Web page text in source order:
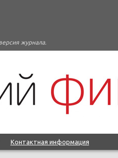
журнала.
Контактная информация